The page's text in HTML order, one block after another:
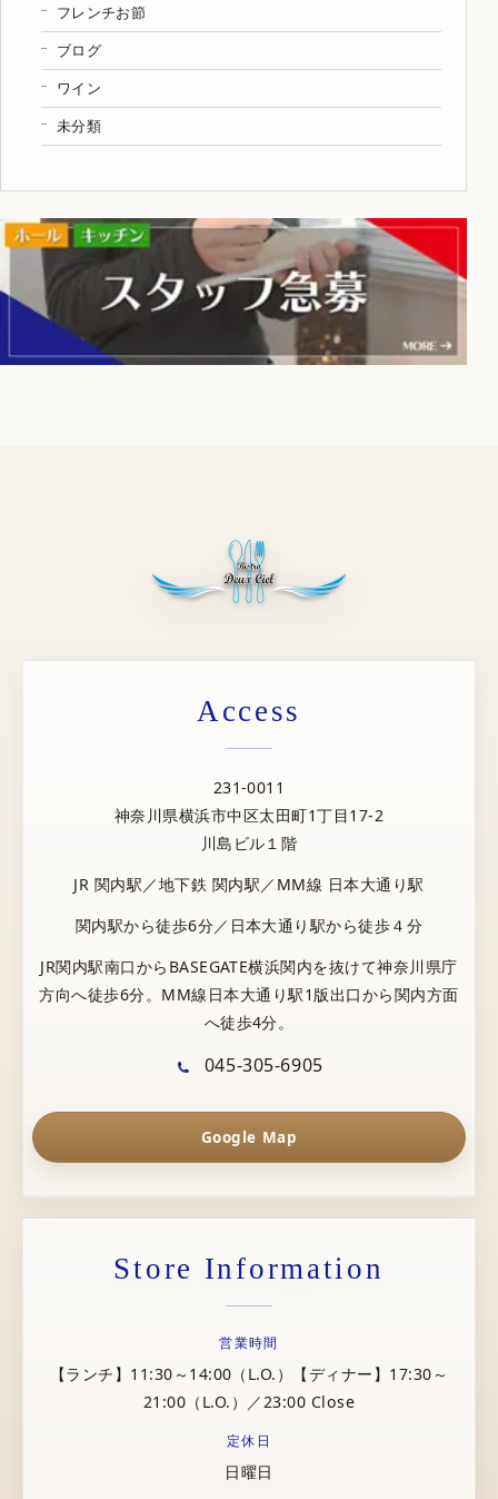
フレンチお節
ブログ
ワイン
未分類
Access
231-0011
神奈川県横浜市中区太田町1丁目17-2
川島ビル１階
JR 関内駅／地下鉄 関内駅／MM線 日本大通り駅
関内駅から徒歩6分／日本大通り駅から徒歩４分
JR関内駅南口からBASEGATE横浜関内を抜けて神奈川県庁
方向へ徒歩6分。MM線日本大通り駅1版出口から関内方面
へ徒歩4分。
045-305-6905
Google Map
Store Information
営業時間
【ランチ】11:30～14:00（L.O.）【ディナー】17:30～
21:00（L.O.）／23:00 Close
定休日
日曜日